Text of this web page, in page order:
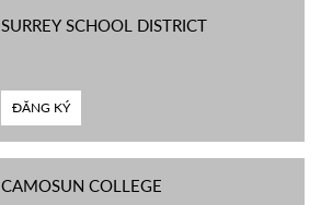
SURREY SCHOOL DISTRICT
ĐĂNG KÝ
CAMOSUN COLLEGE